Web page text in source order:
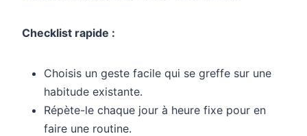
Checklist rapide :
Choisis un geste facile qui se greffe sur une
habitude existante.
Répète-le chaque jour à heure fixe pour en
faire une routine.